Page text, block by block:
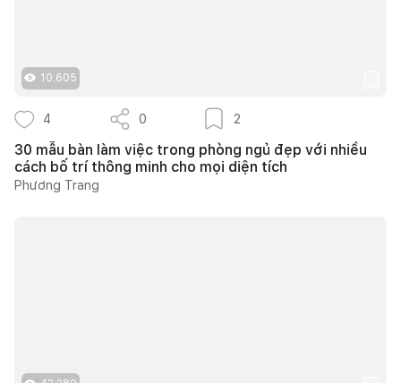
10.605
4 0 2
30 mẫu bàn làm việc trong phòng ngủ đẹp với nhiều
cách bố trí thông minh cho mọi diện tích
Phương Trang